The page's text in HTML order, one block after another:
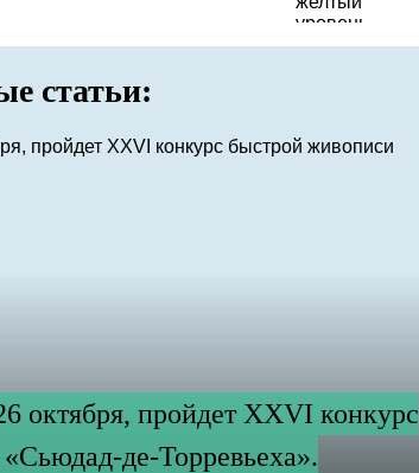
статьи:
октября, пройдет XXVI конкурс
де-Торревьеха».